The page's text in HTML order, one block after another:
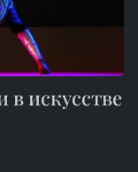
искусстве